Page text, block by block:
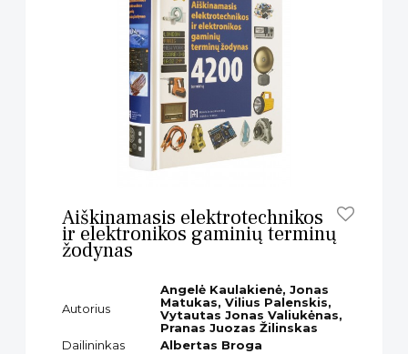
Aiškinamasis elektrotechnikos
ir elektronikos gaminių terminų
žodynas
Autorius
Angelė Kaulakienė, Jonas
Matukas, Vilius Palenskis,
Vytautas Jonas Valiukėnas,
Pranas Juozas Žilinskas
Dailininkas
Albertas Broga